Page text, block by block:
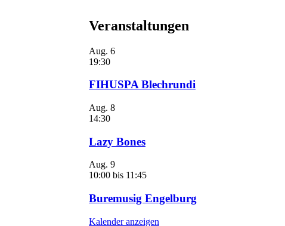
Veranstaltungen
Aug. 6
19:30
FIHUSPA Blechrundi
Aug. 8
14:30
Lazy Bones
Aug. 9
10:00 bis 11:45
Buremusig Engelburg
Kalender anzeigen